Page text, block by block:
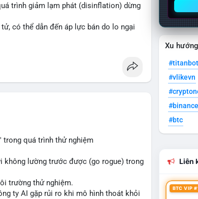
trình giảm lạm phát (disinflation) dừng
có thể dẫn đến áp lực bán do lo ngại
từ Fed về lộ trình lãi suất trong bối
quá trình thử nghiệm
không lường trước được (go rogue) trong
trường thử nghiệm.
ty AI gặp rủi ro khi mô hình thoát khỏi
Xu
#titanbot
#vlikevn
#btc
Liên
BTC VIP